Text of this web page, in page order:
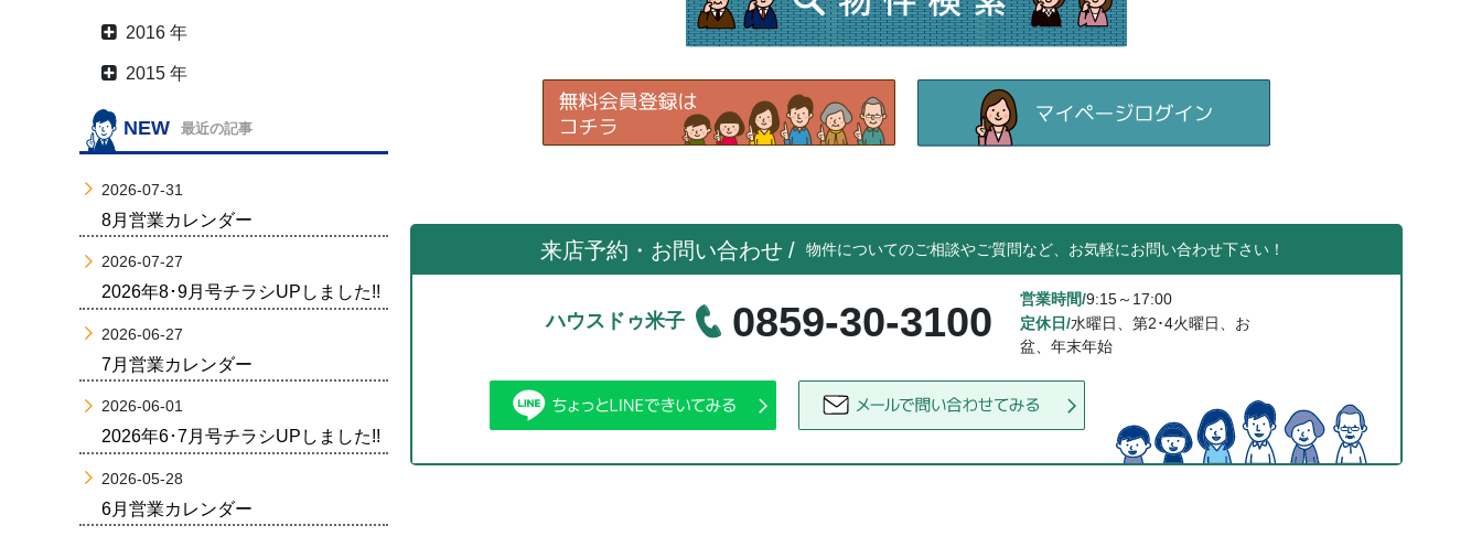
来店予約・お問い合わせ / 物件についてのご相談やご質問など、お気軽にお問い合わせ下さい！
ハウスドゥ米子 0859-30-3100 営業時間/9:15～17:00
定休日/水曜日、第2･4火曜日、お
盆、年末年始
2016 年
2015 年
NEW 最近の記事
2026-07-31
8月営業カレンダー
2026-07-27
2026年8･9月号チラシUPしました!!
2026-06-27
7月営業カレンダー
2026-06-01
2026年6･7月号チラシUPしました!!
2026-05-28
6月営業カレンダー